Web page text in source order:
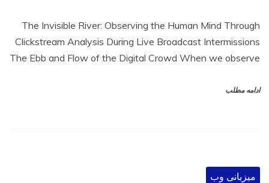
The Invisible River: Observing the Human Mind Through
Clickstream Analysis During Live Broadcast Intermissions
The Ebb and Flow of the Digital Crowd When we observe
ادامه مطلب
میزبانی وب